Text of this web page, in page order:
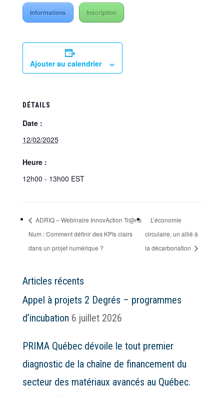
Informations Inscription
Ajouter au calendrier
DÉTAILS
Date :
12/02/2025
Heure :
12h00 - 13h00 EST
ADRIQ – Webinaire InnovAction Tr@ns
Num : Comment définir des KPIs clairs
dans un projet numérique ?
L’économie
circulaire, un allié à
la décarbonation
Articles récents
Appel à projets 2 Degrés – programmes
d’incubation 6 juillet 2026
PRIMA Québec dévoile le tout premier
diagnostic de la chaîne de financement du
secteur des matériaux avancés au Québec.